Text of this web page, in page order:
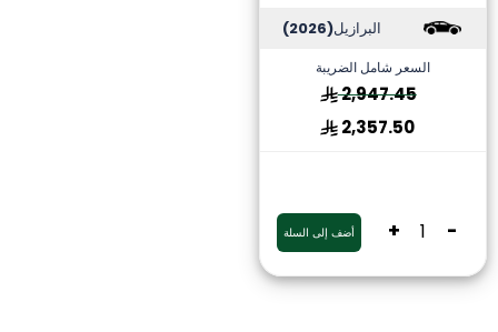
البرازيل(2026)
السعر شامل الضريبة
2,947.45
2,357.50
-
+ أضف إلى السلة